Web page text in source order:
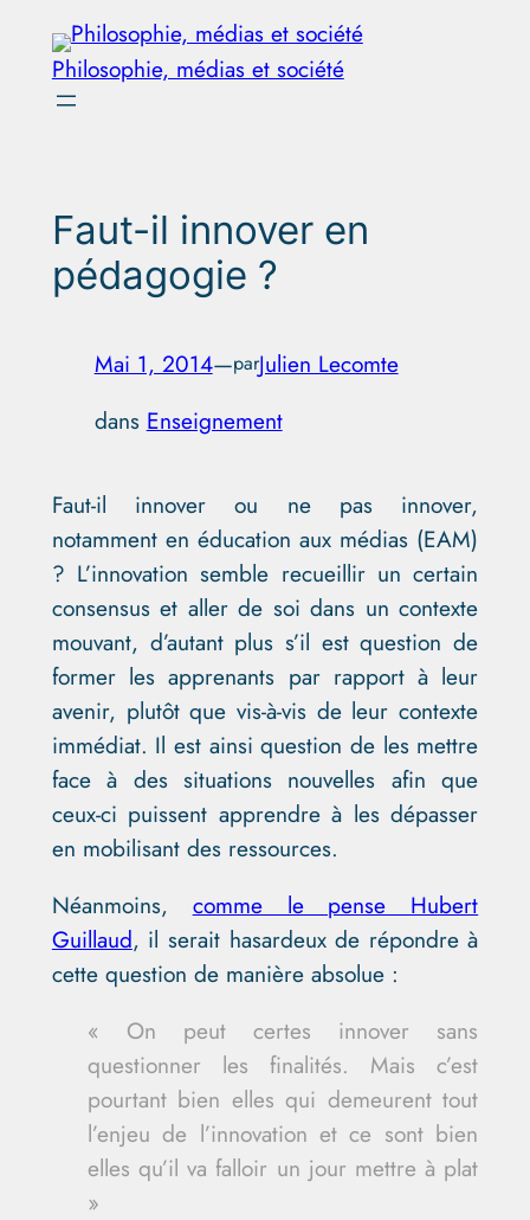
Aller
contenu
Philosophie, médias et société
Faut-il innover en
pédagogie ?
Mai 1, 2014—parJulien Lecomte
dans Enseignement
Faut-il innover ou ne pas innover,
notamment en éducation aux médias (EAM)
? L’innovation semble recueillir un certain
consensus et aller de soi dans un contexte
mouvant, d’autant plus s’il est question de
former les apprenants par rapport à leur
avenir, plutôt que vis-à-vis de leur contexte
immédiat. Il est ainsi question de les mettre
face à des situations nouvelles afin que
ceux-ci puissent apprendre à les dépasser
en mobilisant des ressources.
Néanmoins, comme le pense Hubert
Guillaud, il serait hasardeux de répondre à
cette question de manière absolue :
« On peut certes innover sans
questionner les finalités. Mais c’est
pourtant bien elles qui demeurent tout
l’enjeu de l’innovation et ce sont bien
elles qu’il va falloir un jour mettre à plat
»